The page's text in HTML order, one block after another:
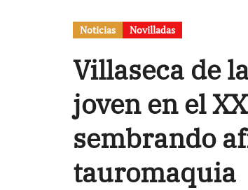
Noticias Novilladas
Villaseca de
joven en el
sembrando
tauromaquia